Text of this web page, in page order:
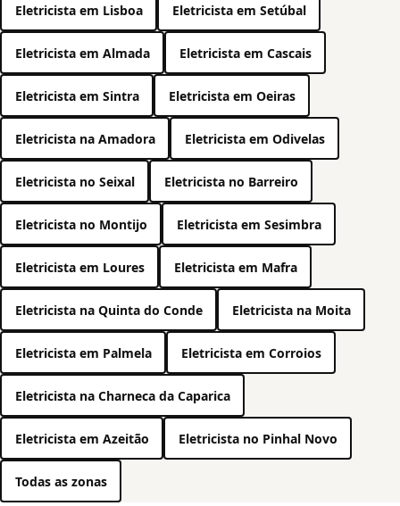
Eletricista em Lisboa Eletricista em Setúbal
Eletricista em Almada Eletricista em Cascais
Eletricista em Sintra Eletricista em Oeiras
Eletricista na Amadora Eletricista em Odivelas
Eletricista no Seixal Eletricista no Barreiro
Eletricista no Montijo Eletricista em Sesimbra
Eletricista em Loures Eletricista em Mafra
Eletricista na Quinta do Conde Eletricista na Moita
Eletricista em Palmela Eletricista em Corroios
Eletricista na Charneca da Caparica
Eletricista em Azeitão Eletricista no Pinhal Novo
Todas as zonas